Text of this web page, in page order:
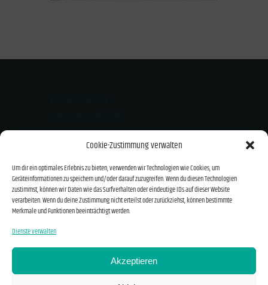
Cookie-Zustimmung verwalten
Um dir ein optimales Erlebnis zu bieten, verwenden wir Technologien wie Cookies, um
Geräteinformationen zu speichern und/oder darauf zuzugreifen. Wenn du diesen Technologien
zustimmst, können wir Daten wie das Surfverhalten oder eindeutige IDs auf dieser Website
verarbeiten. Wenn du deine Zustimmung nicht erteilst oder zurückziehst, können bestimmte
Merkmale und Funktionen beeinträchtigt werden.
Dienste verwalten
Akzeptieren
Kloster-Mondsee-Str. 20
Tel.: 08541/919626
Email: info@montessori-vilshofen.de
Impressum
Datenschutzerklärung